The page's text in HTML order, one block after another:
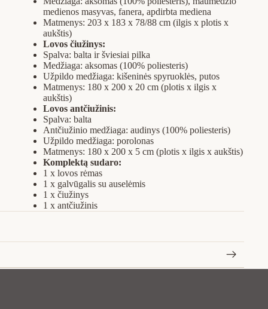
medienos masyvas, fanera, apdirbta mediena
Matmenys: 203 x 183 x 78/88 cm (ilgis x plotis x
aukštis)
Lovos čiužinys:
Spalva: balta ir šviesiai pilka
Medžiaga: aksomas (100% poliesteris)
Užpildo medžiaga: kišeninės spyruoklės, putos
Matmenys: 180 x 200 x 20 cm (plotis x ilgis x
aukštis)
Lovos antčiužinis:
Spalva: balta
Antčiužinio medžiaga: audinys (100% poliesteris)
Užpildo medžiaga: porolonas
Matmenys: 180 x 200 x 5 cm (plotis x ilgis x aukštis)
Komplektą sudaro:
1 x lovos rėmas
1 x galvūgalis su auselėmis
1 x čiužinys
1 x antčiužinis